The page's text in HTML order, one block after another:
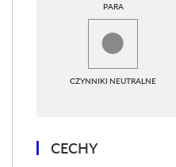
PARA
CZYNNIKI NEUTRALNE
CECHY